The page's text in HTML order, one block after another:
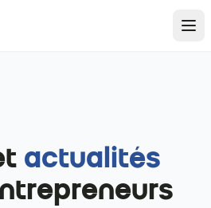
actualités